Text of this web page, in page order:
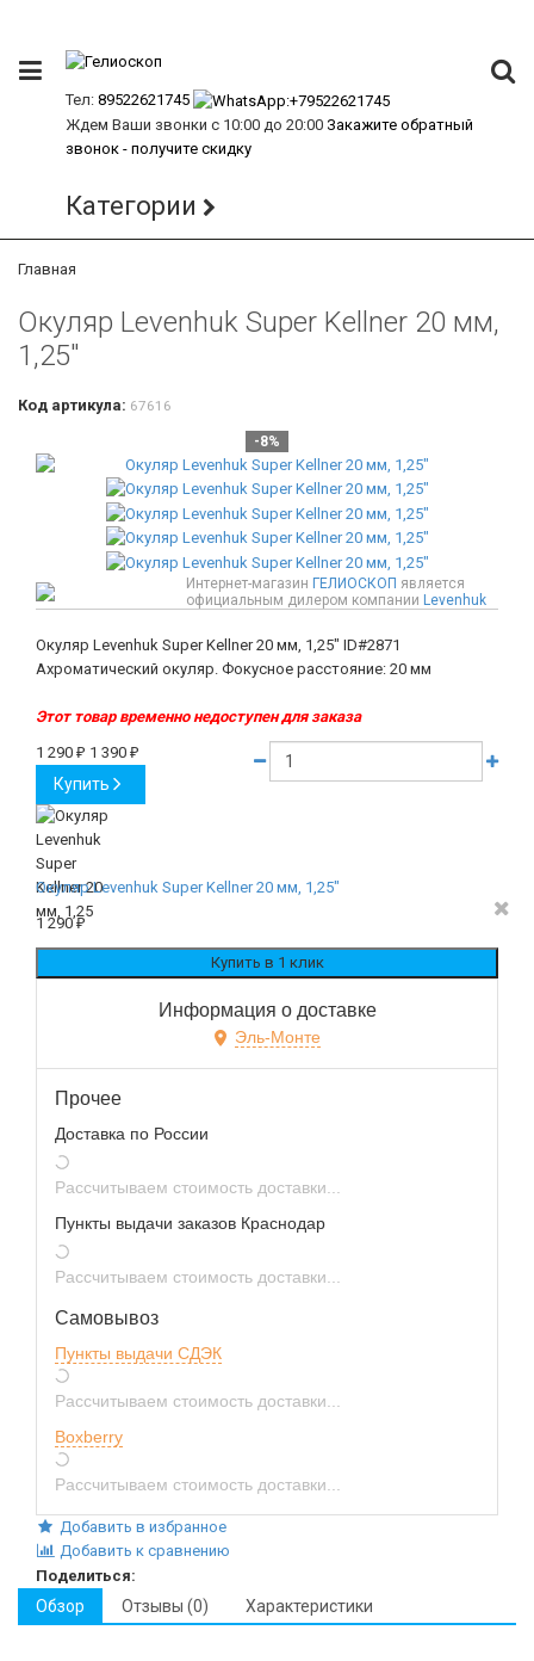
Тел: 89522621745
Ждем Ваши звонки с 10:00 до 20:00 Закажите обратный
звонок - получите скидку
Категории
Главная
Окуляр Levenhuk Super Kellner 20 мм,
1,25"
Код артикула: 67616
-8%
Интернет-магазин ГЕЛИОСКОП является
официальным дилером компании Levenhuk
Окуляр Levenhuk Super Kellner 20 мм, 1,25" ID#2871
Ахроматический окуляр. Фокусное расстояние: 20 мм
Этот товар временно недоступен для заказа
1 290 ₽ 1 390 ₽
Купить
Окуляр Levenhuk Super Kellner 20 мм, 1,25"
1 290₽
Информация о доставке
Эль-Монте
Прочее
Доставка по России
Рассчитываем стоимость доставки...
Пункты выдачи заказов Краснодар
Рассчитываем стоимость доставки...
Самовывоз
Пункты выдачи СДЭК
Рассчитываем стоимость доставки...
Boxberry
Рассчитываем стоимость доставки...
Добавить в избранное
Добавить к сравнению
Поделиться:
Обзор Отзывы (0) Характеристики